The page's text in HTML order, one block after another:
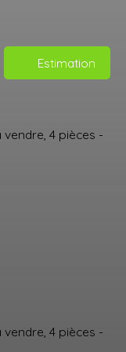
Estimation